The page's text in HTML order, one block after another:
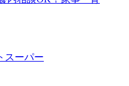
スーパー